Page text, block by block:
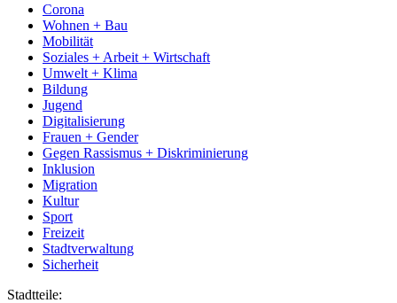
Corona
Wohnen + Bau
Mobilität
Soziales + Arbeit + Wirtschaft
Umwelt + Klima
Bildung
Jugend
Digitalisierung
Frauen + Gender
Gegen Rassismus + Diskriminierung
Inklusion
Migration
Kultur
Sport
Freizeit
Stadtverwaltung
Sicherheit
Stadtteile: